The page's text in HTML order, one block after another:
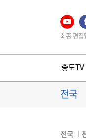
최종 편집
중도TV
전국
전국